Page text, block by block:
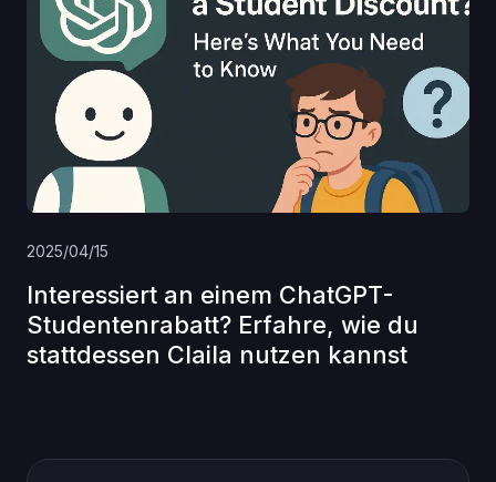
2025/04/15
Interessiert an einem ChatGPT-
Studentenrabatt? Erfahre, wie du
stattdessen Claila nutzen kannst